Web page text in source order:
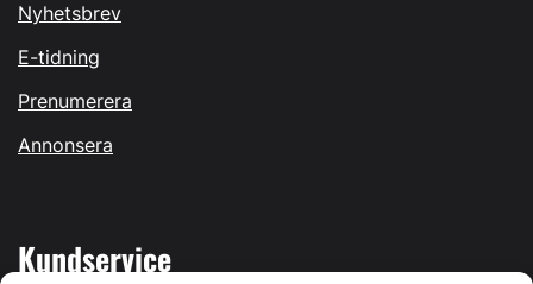
Nyhetsbrev
E-tidning
Prenumerera
Annonsera
Kundservice